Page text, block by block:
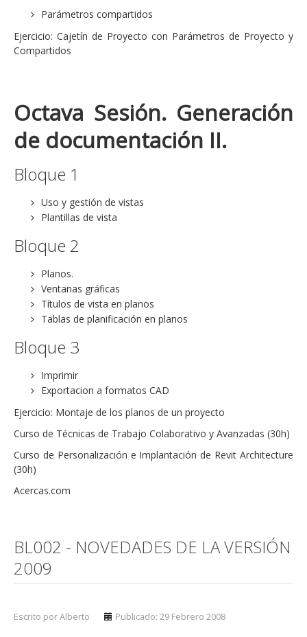
Parámetros compartidos
Ejercicio: Cajetín de Proyecto con Parámetros de Proyecto y
Compartidos
Octava Sesión. Generación
de documentación II.
Bloque 1
Uso y gestión de vistas
Plantillas de vista
Bloque 2
Planos.
Ventanas gráficas
Títulos de vista en planos
Tablas de planificación en planos
Bloque 3
Imprimir
Exportacion a formatos CAD
Ejercicio: Montaje de los planos de un proyecto
Curso de Técnicas de Trabajo Colaborativo y Avanzadas (30h)
Curso de Personalización e Implantación de Revit Architecture
(30h)
Acercas.com
BL002 - NOVEDADES DE LA VERSIÓN
2009
Escrito por Alberto Publicado: 29 Febrero 2008